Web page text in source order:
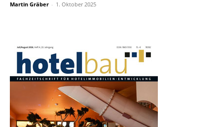
Martin Gräber - 1. Oktober 2025